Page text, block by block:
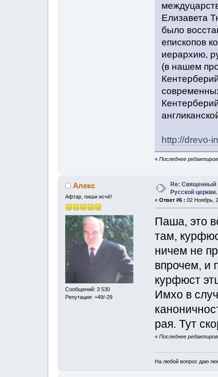
Елизавета
было
епископов
иерархию,
(в нашем
http://drevo-
« Последнее
Алeкс
Афтар, пиши исчё!
Сообщений: 3 530
Репутация: +49/-29
Re: Священный
Русской церкви.
« Ответ #6 : 02 Ноябрь,
Паша, это
там,
ничем не
впрочем, и
курфюст
Имхо в
рая. Тут
« Последнее
На любой вопрос даю